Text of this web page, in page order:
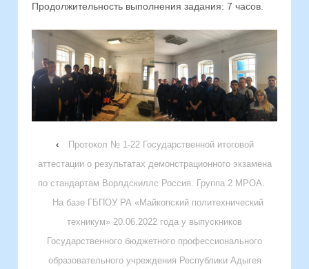
Продолжительность выполнения задания: 7 часов.
‹
Протокол № 1-22 Государственной итоговой
аттестации о результатах демонстрационного экзамена
по стандартам Ворлдскиллс Россия. Группа 2 МРОА.
На базе ГБПОУ РА «Майкопский политехнический
техникум» 20.06.2022 года у выпускников
Государственного бюджетного профессионального
образовательного учреждения Республики Адыгея